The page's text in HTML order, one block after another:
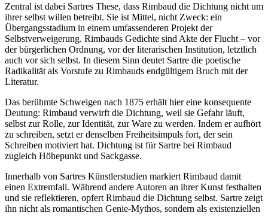
Zentral ist dabei Sartres These, dass Rimbaud die Dichtung nicht um
ihrer selbst willen betreibt. Sie ist Mittel, nicht Zweck: ein
Übergangsstadium in einem umfassenderen Projekt der
Selbstverweigerung. Rimbauds Gedichte sind Akte der Flucht – vor
der bürgerlichen Ordnung, vor der literarischen Institution, letztlich
auch vor sich selbst. In diesem Sinn deutet Sartre die poetische
Radikalität als Vorstufe zu Rimbauds endgültigem Bruch mit der
Literatur.
Das berühmte Schweigen nach 1875 erhält hier eine konsequente
Deutung: Rimbaud verwirft die Dichtung, weil sie Gefahr läuft,
selbst zur Rolle, zur Identität, zur Ware zu werden. Indem er aufhört
zu schreiben, setzt er denselben Freiheitsimpuls fort, der sein
Schreiben motiviert hat. Dichtung ist für Sartre bei Rimbaud
zugleich Höhepunkt und Sackgasse.
Innerhalb von Sartres Künstlerstudien markiert Rimbaud damit
einen Extremfall. Während andere Autoren an ihrer Kunst festhalten
und sie reflektieren, opfert Rimbaud die Dichtung selbst. Sartre zeigt
ihn nicht als romantischen Genie-Mythos, sondern als existenziellen